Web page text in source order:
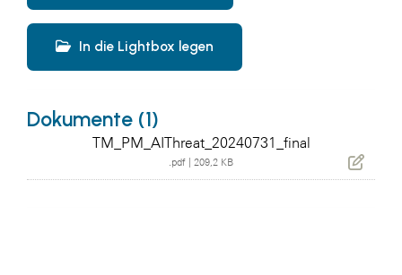
In die Lightbox legen
Dokumente (1)
TM_PM_AIThreat_20240731_final
.pdf 209,2 KB